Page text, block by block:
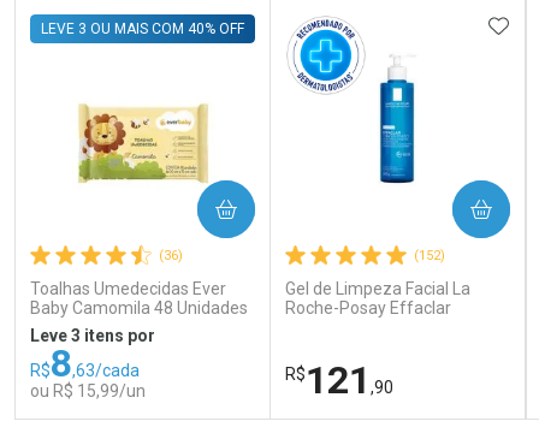
Comprar sem Desconto
Por R$ 395,59/cada
Comprar sem Desconto
Por R$ 395,59/cada
Comprar sem Desconto
Por R$ 202,85/cada
Comprar sem Desconto
Por R$ 202,85/cada
(36)
Toalhas Umedecidas Ever
Baby Camomila 48 Unidades
LEVE 3 OU MAIS COM 40% OFF
Leve 3 itens por
R$8,63/cada
ou R$ 15,99/un
COMPRAR
(152)
Gel de Limpeza Facial La
Roche-Posay Effaclar
R$121 ,90
COMPRAR